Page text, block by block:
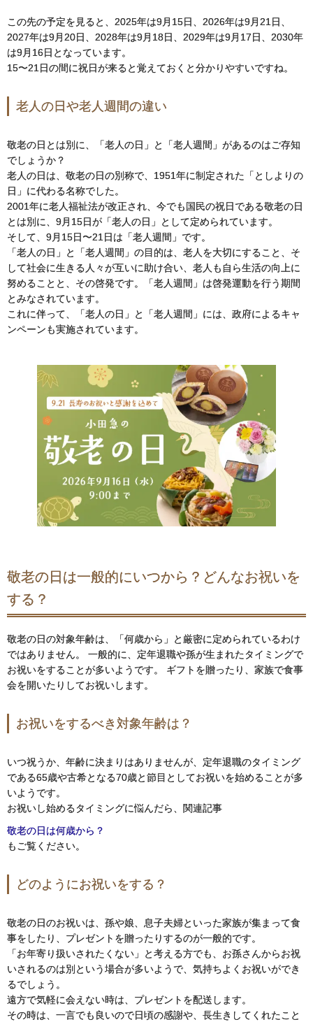
この先の予定を見ると、2025年は9月15日、2026年は9月21日、
2027年は9月20日、2028年は9月18日、2029年は9月17日、2030年
は9月16日となっています。
15〜21日の間に祝日が来ると覚えておくと分かりやすいですね。
老人の日や老人週間の違い
敬老の日とは別に、「老人の日」と「老人週間」があるのはご存知
でしょうか？
老人の日は、敬老の日の別称で、1951年に制定された「としよりの
日」に代わる名称でした。
2001年に老人福祉法が改正され、今でも国民の祝日である敬老の日
とは別に、9月15日が「老人の日」として定められています。
そして、9月15日〜21日は「老人週間」です。
「老人の日」と「老人週間」の目的は、老人を大切にすること、そ
して社会に生きる人々が互いに助け合い、老人も自ら生活の向上に
努めることと、その啓発です。「老人週間」は啓発運動を行う期間
とみなされています。
これに伴って、「老人の日」と「老人週間」には、政府によるキャ
ンペーンも実施されています。
敬老の日は一般的にいつから？どんなお祝いを
する？
敬老の日の対象年齢は、「何歳から」と厳密に定められているわけ
ではありません。 一般的に、定年退職や孫が生まれたタイミングで
お祝いをすることが多いようです。 ギフトを贈ったり、家族で食事
会を開いたりしてお祝いします。
お祝いをするべき対象年齢は？
いつ祝うか、年齢に決まりはありませんが、定年退職のタイミング
である65歳や古希となる70歳と節目としてお祝いを始めることが多
いようです。
お祝いし始めるタイミングに悩んだら、関連記事
敬老の日は何歳から？
もご覧ください。
どのようにお祝いをする？
敬老の日のお祝いは、孫や娘、息子夫婦といった家族が集まって食
事をしたり、プレゼントを贈ったりするのが一般的です。
「お年寄り扱いされたくない」と考える方でも、お孫さんからお祝
いされるのは別という場合が多いようで、気持ちよくお祝いができ
るでしょう。
遠方で気軽に会えない時は、プレゼントを配送します。
その時は、一言でも良いので日頃の感謝や、長生きしてくれたこと